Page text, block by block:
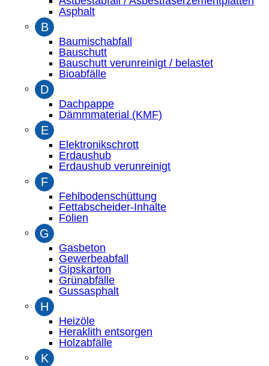
Asphalt
B
Baumischabfall
Bauschutt
Bauschutt verunreinigt / belastet
Bioabfälle
D
Dachpappe
Dämmmaterial (KMF)
E
Elektronikschrott
Erdaushub
Erdaushub verunreinigt
F
Fehlbodenschüttung
Fettabscheider-Inhalte
Folien
G
Gasbeton
Gewerbeabfall
Gipskarton
Grünabfälle
Gussasphalt
H
Heizöle
Heraklith entsorgen
Holzabfälle
K